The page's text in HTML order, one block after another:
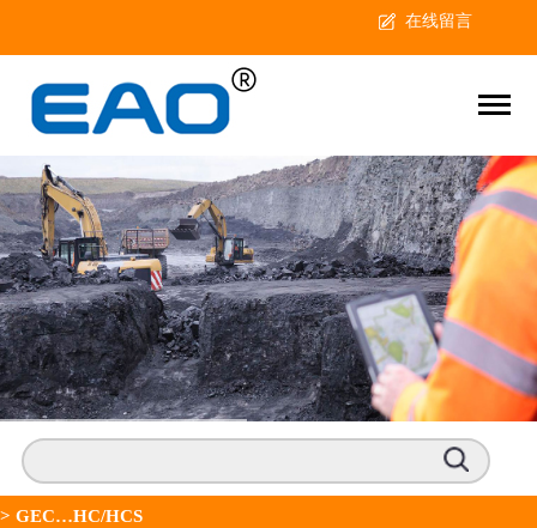
在线留言
> GEC…HC/HCS